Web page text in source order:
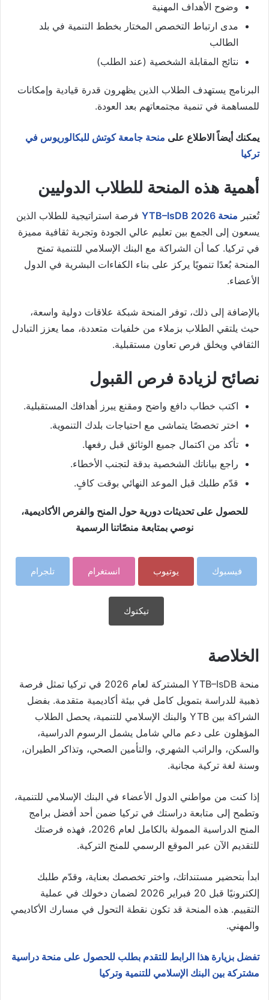
وضوح الأهداف المهنية
مدى ارتباط التخصص المختار بخطط التنمية في بلد
الطالب
نتائج المقابلة الشخصية (عند الطلب)
البرنامج يستهدف الطلاب الذين يظهرون قدرة قيادية وإمكانات
للمساهمة في تنمية مجتمعاتهم بعد العودة.
يمكنك أيضاً الاطلاع على منحة جامعة كوتش للبكالوريوس في
تركيا
أهمية هذه المنحة للطلاب الدوليين
تُعتبر منحة YTB–IsDB 2026
فرصة استراتيجية للطلاب الذين
يسعون إلى الجمع بين تعليم عالي الجودة وتجربة ثقافية مميزة
في تركيا. كما أن الشراكة مع البنك الإسلامي للتنمية تمنح
المنحة بُعدًا تنمويًا يركز على بناء الكفاءات البشرية في الدول
الأعضاء.
بالإضافة إلى ذلك، توفر المنحة شبكة علاقات دولية واسعة،
حيث يلتقي الطلاب بزملاء من خلفيات متعددة، مما يعزز التبادل
الثقافي ويخلق فرص تعاون مستقبلية.
نصائح لزيادة فرص القبول
اكتب خطاب دافع واضح ومقنع يبرز أهدافك المستقبلية.
اختر تخصصًا يتماشى مع احتياجات بلدك التنموية.
تأكد من اكتمال جميع الوثائق قبل رفعها.
راجع بياناتك الشخصية بدقة لتجنب الأخطاء.
قدّم طلبك قبل الموعد النهائي بوقت كافٍ.
للحصول على تحديثات دورية حول المنح والفرص الأكاديمية،
نوصي بمتابعة منصّاتنا الرسمية
فيسبوك يوتيوب انستغرام تلجرام
تيكتوك
الخلاصة
منحة YTB–IsDB المشتركة لعام 2026 في تركيا تمثل فرصة
ذهبية للدراسة بتمويل كامل في بيئة أكاديمية متقدمة. بفضل
الشراكة بين YTB والبنك الإسلامي للتنمية، يحصل الطلاب
المؤهلون على دعم مالي شامل يشمل الرسوم الدراسية،
والسكن، والراتب الشهري، والتأمين الصحي، وتذاكر الطيران،
وسنة لغة تركية مجانية.
إذا كنت من مواطني الدول الأعضاء في البنك الإسلامي للتنمية،
وتطمح إلى متابعة دراستك في تركيا ضمن أحد أفضل برامج
المنح الدراسية الممولة بالكامل لعام 2026، فهذه فرصتك
للتقديم الآن عبر الموقع الرسمي للمنح التركية.
ابدأ بتحضير مستنداتك، واختر تخصصك بعناية، وقدّم طلبك
إلكترونيًا قبل 20 فبراير 2026 لضمان دخولك في عملية
التقييم. هذه المنحة قد تكون نقطة التحول في مسارك الأكاديمي
والمهني.
تفضل بزيارة هذا الرابط للتقدم بطلب للحصول على منحة دراسية
مشتركة بين البنك الإسلامي للتنمية وتركيا